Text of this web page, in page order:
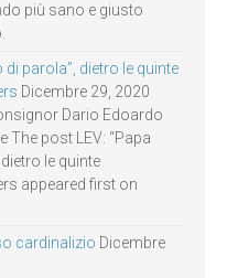
più sano e giusto
di parola”, dietro le quinte
Dicembre 29, 2020
Dario Edoardo
The post LEV: “Papa
le quinte
appeared first on
cardinalizio Dicembre